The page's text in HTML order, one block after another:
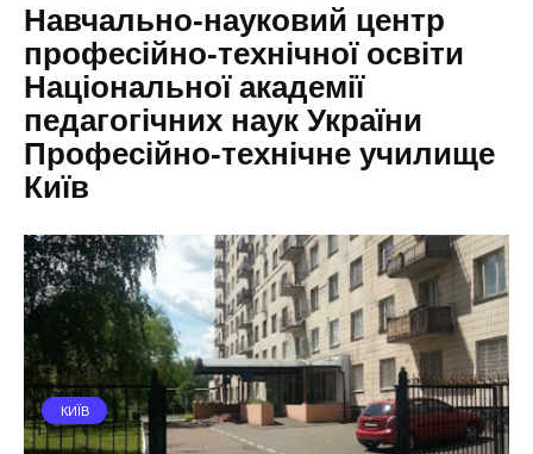
Навчально-науковий центр
професійно-технічної освіти
Національної академії
педагогічних наук України
Професійно-технічне училище
Київ
КИЇВ